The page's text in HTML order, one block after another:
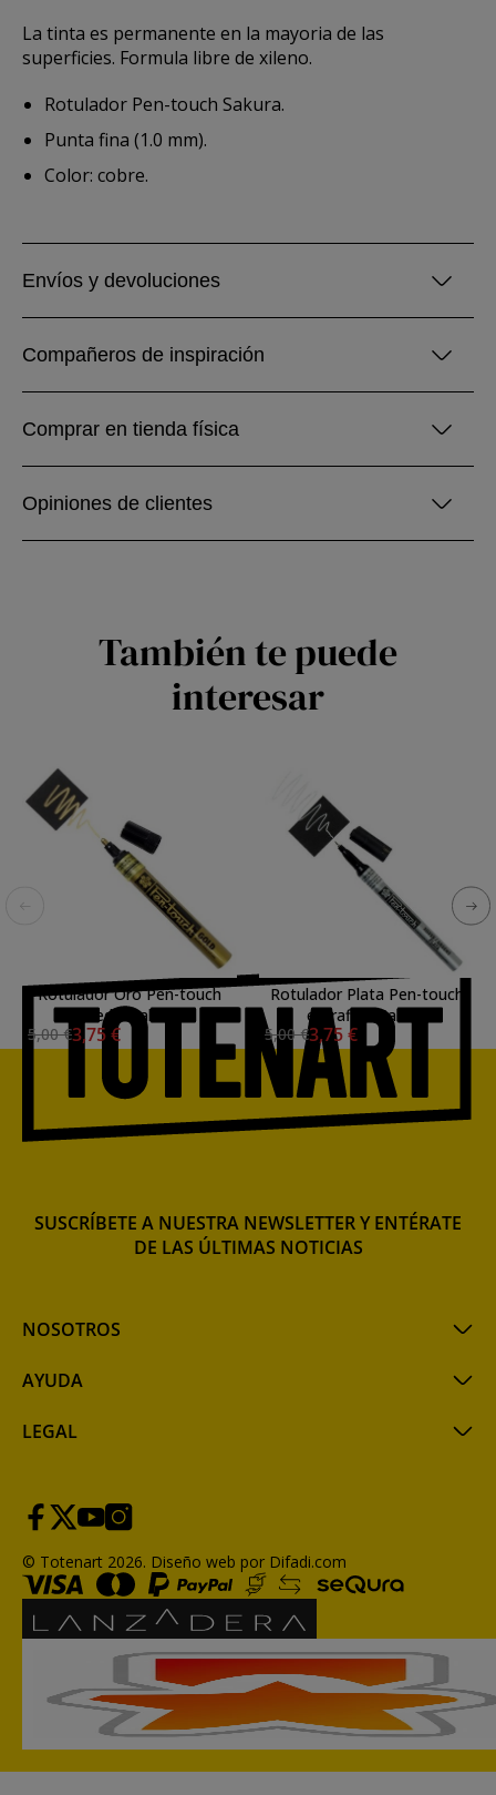
La tinta es permanente en la mayoria de las
superficies. Formula libre de xileno.
Rotulador Pen-touch Sakura.
Punta fina (1.0 mm).
Color: cobre.
Envíos y devoluciones
Compañeros de inspiración
Comprar en tienda física
Opiniones de clientes
También te puede
interesar
Rotulador Oro Pen-touch
medio Sakura
5,00 €3,75 €
Rotulador Plata Pen-touch
extrafino Sakura
5,00 €3,75 €
NOSOTROS
AYUDA
LEGAL
SUSCRÍBETE A NUESTRA NEWSLETTER Y ENTÉRATE
DE LAS ÚLTIMAS NOTICIAS
© Totenart 2026. Diseño web por Difadi.com